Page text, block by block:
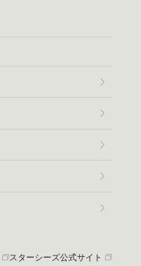
スターシーズ公式サイト